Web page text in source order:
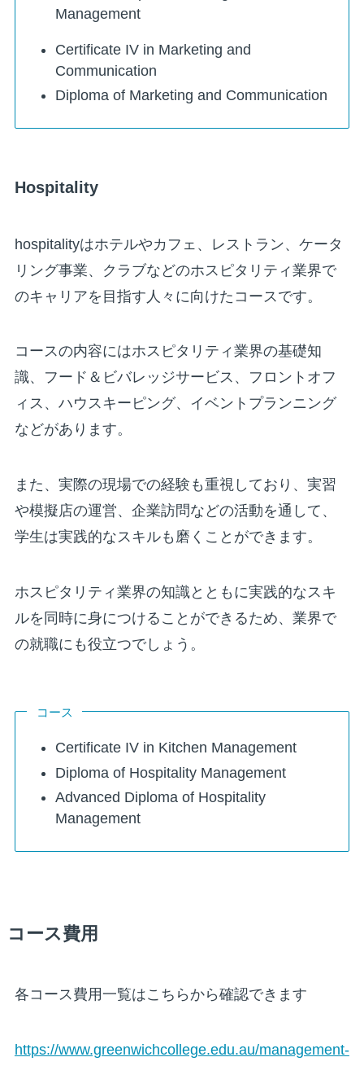
Management
Certificate IV in Marketing and
Communication
Diploma of Marketing and Communication
Hospitality
hospitalityはホテルやカフェ、レストラン、ケータ
リング事業、クラブなどのホスピタリティ業界で
のキャリアを目指す人々に向けたコースです。
コースの内容にはホスピタリティ業界の基礎知
識、フード＆ビバレッジサービス、フロントオフ
ィス、ハウスキーピング、イベントプランニング
などがあります。
また、実際の現場での経験も重視しており、実習
や模擬店の運営、企業訪問などの活動を通して、
学生は実践的なスキルも磨くことができます。
ホスピタリティ業界の知識とともに実践的なスキ
ルを同時に身につけることができるため、業界で
の就職にも役立つでしょう。
コース
Certificate IV in Kitchen Management
Diploma of Hospitality Management
Advanced Diploma of Hospitality
Management
コース費用
各コース費用一覧はこちらから確認できます
https://www.greenwichcollege.edu.au/management-